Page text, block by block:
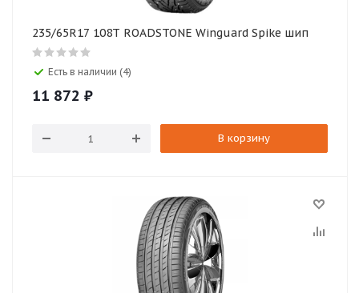
235/65R17 108T ROADSTONE Winguard Spike шип
Есть в наличии (4)
11 872 ₽
В корзину